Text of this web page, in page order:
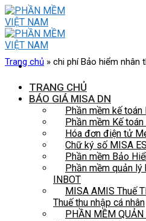
Skip
to
content
TRANG CHỦ
BÁO GIÁ MISA DN
Phần mềm kế
Phần mềm Kế
Hóa đơn điện tử
Chữ ký số MISA
Phần mềm Bảo
Phần mềm quản
INBOT
MISA AMIS Thuế
Thuế thu nhập cá nhân
PHẦN MỀM QUẢN
Trang chủ » chi phí Bảo hiểm nhân